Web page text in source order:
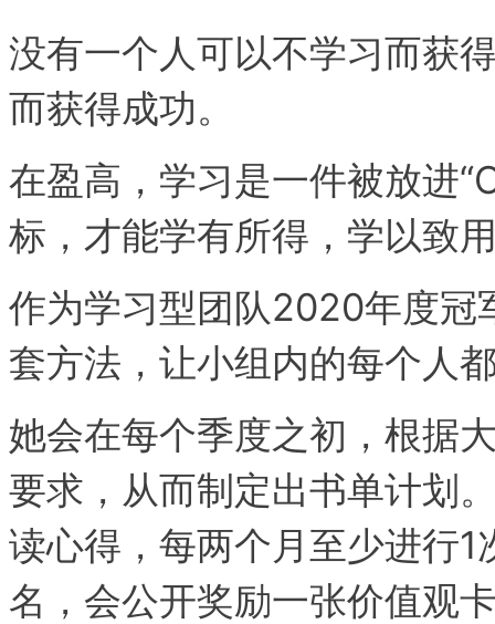
没有一个人可以不学习而获
而获得成功。
在盈高，学习是一件被放进
标，才能学有所得，学以致
作为学习型团队2020年度冠
套方法，让小组内的每个人
她会在每个季度之初，根据
要求，从而制定出书单计划
读心得，每两个月至少进行
名，会公开奖励一张价值观